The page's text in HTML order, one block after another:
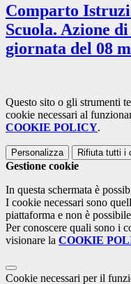
Comparto
Scuola. Azione
giornata del 08
Questo sito o gli strumenti
cookie necessari al
COOKIE POLICY.
Personalizza Rifiuta tutti i
Gestione cookie
In questa schermata è
I cookie necessari sono
piattaforma e non è
Per conoscere quali sono i
visionare la COOKIE
Cookie necessari per il